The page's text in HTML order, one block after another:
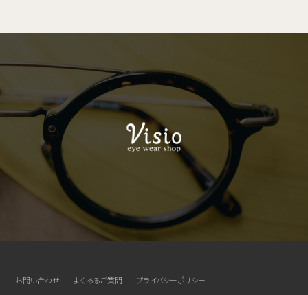
お問い合わせ よくあるご質問
プライバシーポリシー